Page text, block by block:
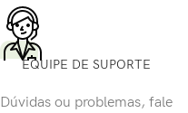
EQUIPE DE SUPORTE
Dúvidas ou problemas, fale